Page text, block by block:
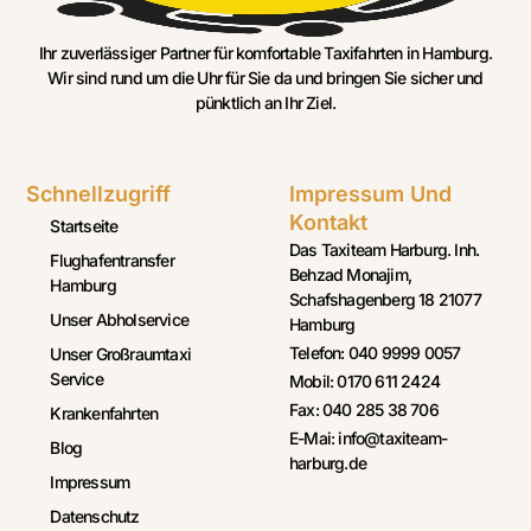
Ihr zuverlässiger Partner für komfortable Taxifahrten in Hamburg.
Wir sind rund um die Uhr für Sie da und bringen Sie sicher und
pünktlich an Ihr Ziel.
Schnellzugriff
Startseite
Flughafentransfer
Hamburg
Unser Abholservice
Unser Großraumtaxi
Service
Krankenfahrten
Blog
Impressum
Datenschutz
Impressum Und
Kontakt
Das Taxiteam Harburg. Inh.
Behzad Monajim,
Schafshagenberg 18 21077
Hamburg
Telefon: 040 9999 0057
Mobil: 0170 611 2424
Fax: 040 285 38 706
E-Mai: info@taxiteam-
harburg.de